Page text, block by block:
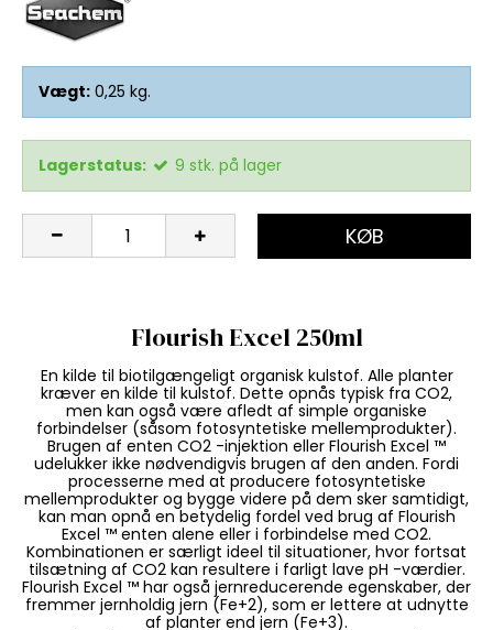
Vægt: 0,25 kg.
Lagerstatus: 9 stk. på lager
KØB
Flourish Excel 250ml
En kilde til biotilgængeligt organisk kulstof. Alle planter
kræver en kilde til kulstof. Dette opnås typisk fra CO2,
men kan også være afledt af simple organiske
forbindelser (såsom fotosyntetiske mellemprodukter).
Brugen af ​​enten CO2 -injektion eller Flourish Excel ™
udelukker ikke nødvendigvis brugen af ​​den anden. Fordi
processerne med at producere fotosyntetiske
mellemprodukter og bygge videre på dem sker samtidigt,
kan man opnå en betydelig fordel ved brug af Flourish
Excel ™ enten alene eller i forbindelse med CO2.
Kombinationen er særligt ideel til situationer, hvor fortsat
tilsætning af CO2 kan resultere i farligt lave pH -værdier.
Flourish Excel ™ har også jernreducerende egenskaber, der
fremmer jernholdig jern (Fe+2), som er lettere at udnytte
af planter end jern (Fe+3).